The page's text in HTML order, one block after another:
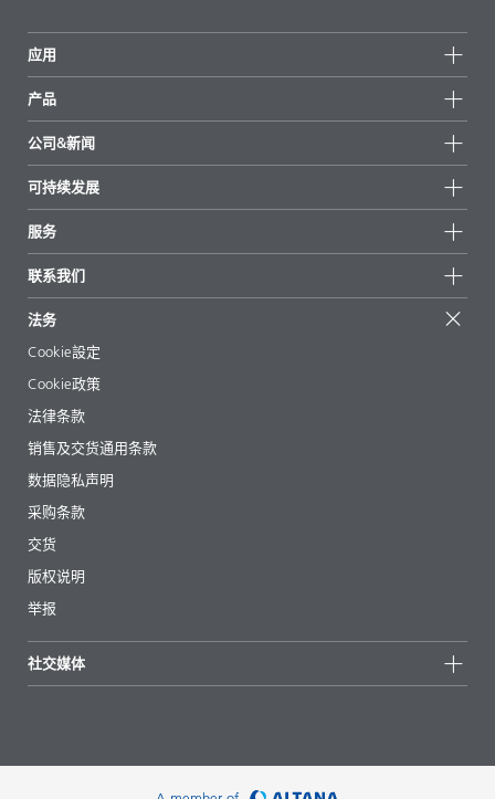
应用
产品
所有产品
重点推荐
公司&新闻
新闻
新闻和媒体
地区和分销商
展会和活动
可持续发展
可持续产品
成功案例
EcoVadis
认证
服务
起始配方
文章
电子书
法规事务
助剂指南 App
视频
下载
联系我们
法务
Cookie設定
Cookie政策
法律条款
销售及交货通用条款
数据隐私声明
采购条款
交货
版权说明
举报
社交媒体